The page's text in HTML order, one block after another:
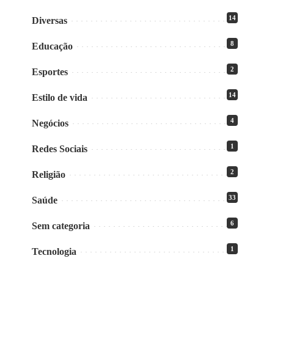
Diversas 14
Educação 8
Esportes 2
Estilo de vida 14
Negócios 4
Redes Sociais 1
Religião 2
Saúde 33
Sem categoria 6
Tecnologia 1